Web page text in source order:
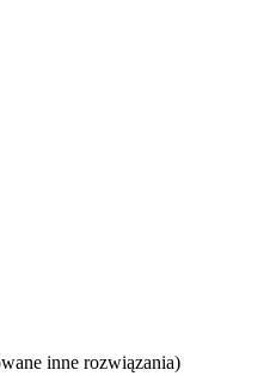
inne rozwiązania)